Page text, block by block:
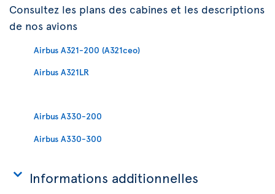
Consultez les plans des cabines et les descriptions
de nos avions
Airbus A321-200 (A321ceo)
Airbus A321LR
Airbus A330-200
Airbus A330-300
Informations additionnelles